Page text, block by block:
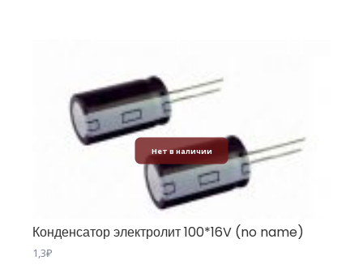
Нет в наличии
Конденсатор электролит 100*16V (no name)
1,3₽